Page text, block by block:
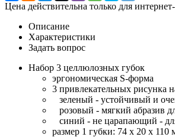
Цена действительна только для
Описание
Характеристики
Задать вопрос
Набор 3 целлюлозных губок
эргономическая S-форма
3 привлекательных рисунка
зеленый - устойчивый и
розовый - мягкий абразив
синий - не царапающий -
размер 1 губки: 74 x 20 x 110